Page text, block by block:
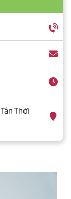
Thới